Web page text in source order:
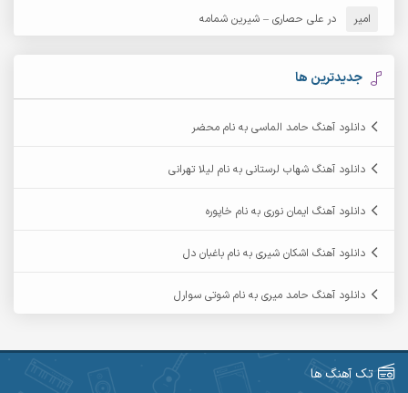
آرشام
آرکاداش
آرین صیادی
امیر در علی حصاری – شیرین شمامه
جدیدترین ها
دانلود آهنگ حامد الماسی به نام محضر
دانلود آهنگ شهاب لرستانی به نام لیلا تهرانی
دانلود آهنگ ایمان نوری به نام خاپوره
دانلود آهنگ اشکان شیری به نام باغبان دل
دانلود آهنگ حامد میری به نام شوتی سوارل
تک آهنگ ها